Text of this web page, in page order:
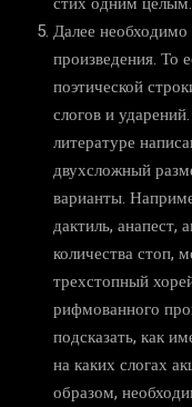
Далее необходимо
произведения. То
поэтической
слогов и
литературе
двухсложный
варианты.
дактиль, анапест,
количества стоп,
трехстопный
рифмованного
подсказать, как
на каких слогах
образом,